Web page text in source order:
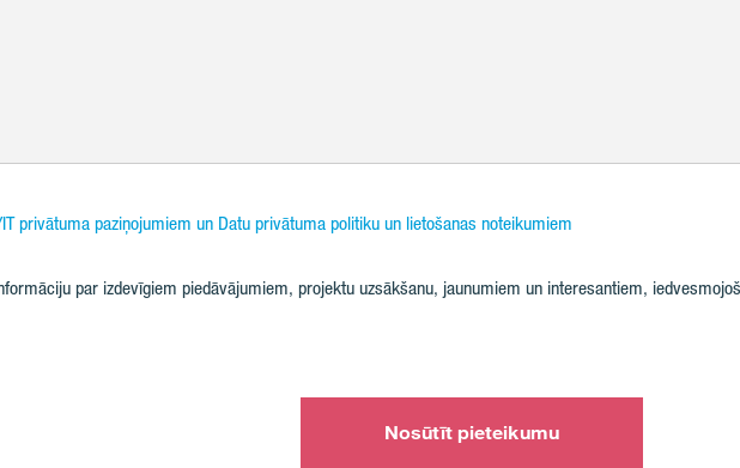
privātuma paziņojumiem un Datu privātuma politiku un lietošanas noteikumiem
par izdevīgiem piedāvājumiem, projektu uzsākšanu, jaunumiem un interesantiem,
Nosūtīt pieteikumu